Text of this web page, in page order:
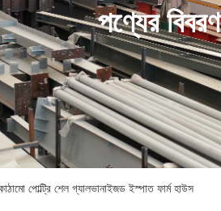
পণ্যের বিবরণ
পোল্ট্রি শেল গ্যালভানাইজড ইস্পাত ফার্ম হাউস